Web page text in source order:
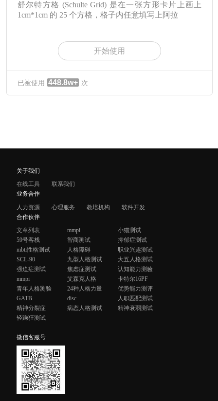
舒尔特方格 (Schulte Grid) 是在一张方形卡片上画上
1cm*1cm 的 25 个方格，格子内任意填写上阿拉
开始使用
已被使用 448.8w+ 次
关于我们
在线工具
联系我们
业务合作
人力资源
心理服务 教培机构
软件开发
合作伙伴
文章列表
mmpi
小猫测试
59号客栈
智商测试
抑郁症测试
mbti性格测试
人格障碍
职业兴趣测试
SCL-90
九型人格测试
大五人格测试
强迫症测试
焦虑症测试
认知能力测验
mmpi
艾森克人格
卡特尔16PF
青年人格测验
24种人格力量
优势能力测评
GATB
disc
人职匹配测试
精神分裂症
病态人格测试
精神衰弱测试
轻躁狂测试
微信客服号